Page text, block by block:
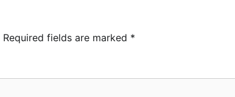
Required fields are marked *